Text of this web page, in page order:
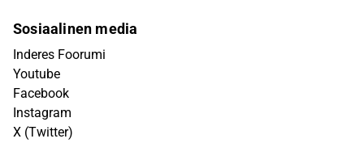
Sosiaalinen media
Inderes Foorumi
Youtube
Facebook
Instagram
X (Twitter)